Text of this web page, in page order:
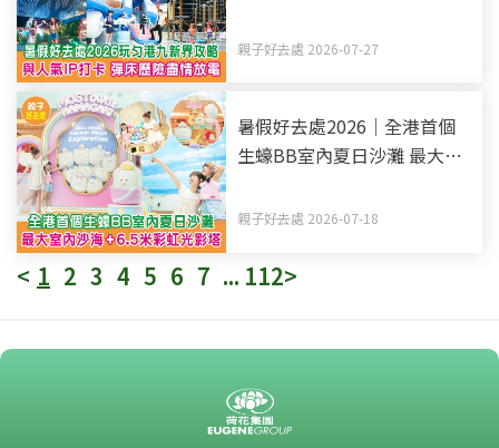
更新）
親子好去處 2026-07-27
暑假好去處2026｜全港首個
生蠔BB室內夏日沙灘 最大室
親子好去處 2026-07-18
< 1 2 3 4 5 6 7 ... 112>